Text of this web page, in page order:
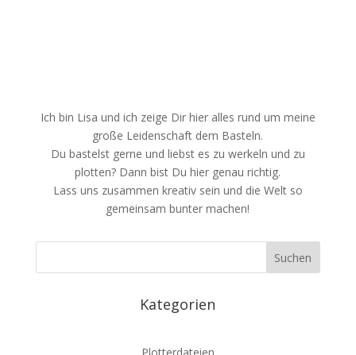
Ich bin Lisa und ich zeige Dir hier alles rund um meine
große Leidenschaft dem Basteln.
Du bastelst gerne und liebst es zu werkeln und zu
plotten? Dann bist Du hier genau richtig.
Lass uns zusammen kreativ sein und die Welt so
gemeinsam bunter machen!
Kategorien